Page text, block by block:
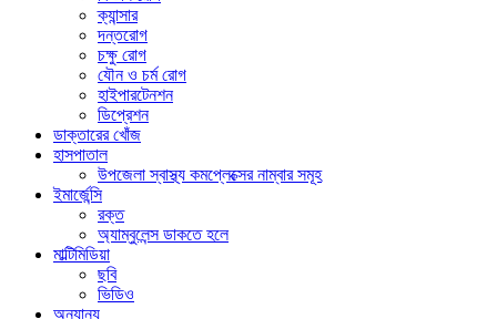
ক্যান্সার
দন্তরোগ
চক্ষু রোগ
যৌন ও চর্ম রোগ
হাইপারটেনশন
ডিপ্রেশন
ডাক্তারের খোঁজ
হাসপাতাল
উপজেলা স্বাস্থ্য কমপ্লেক্সের নাম্বার সমূহ
ইমার্জেন্সি
রক্ত
অ্যাম্বুলেন্স ডাকতে হলে
মাল্টিমিডিয়া
ছবি
ভিডিও
অন্যান্য